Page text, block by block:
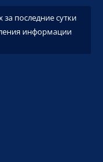
последние сутки
информации